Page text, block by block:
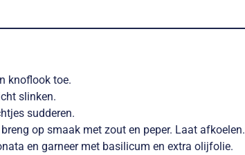
knoflook toe.
slinken.
sudderen.
op smaak met zout en peper. Laat afkoelen.
en garneer met basilicum en extra olijfolie.